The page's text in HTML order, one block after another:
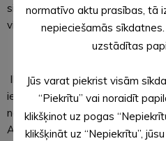
simbolizē mīlestību, līdzcietību
vieno ģimenes un draugus.
Ikviens (uzņēmēji, iestādes,
iekļaut šo sirsnīgo
noformējumos, rotājot iestādes,
Alūksne Ziemassvētkos kļūst
normatīvo aktu prasības, tā
nepieciešamās
uzstādītas
Jūs varat piekrist visām
“Piekrītu” vai noraidīt
klikšķinot uz pogas
klikšķināt uz “Nepiekrītu”,